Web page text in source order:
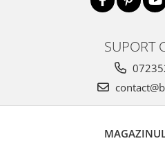
SUPORT